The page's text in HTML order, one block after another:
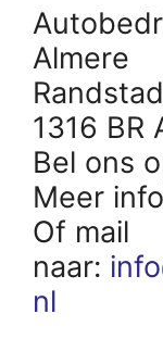
Almere
1316 BR
Bel ons
Meer
Of mail
naar:
nl